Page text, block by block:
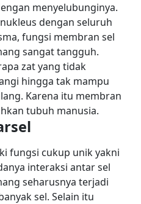
menyelubunginya.
dengan seluruh
fungsi membran sel
sangat tangguh.
zat yang tidak
hingga tak mampu
Karena itu membran
tubuh manusia.
fungsi cukup unik yakni
interaksi antar sel
seharusnya terjadi
sel. Selain itu